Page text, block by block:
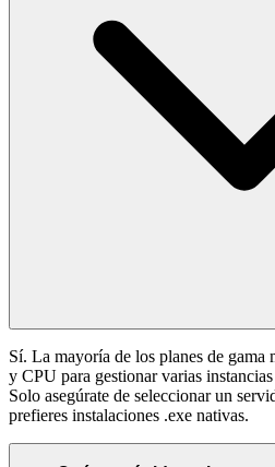
Sí. La mayoría de los planes de
y CPU para gestionar varias
Solo asegúrate de seleccionar un
prefieres instalaciones .exe nativas.